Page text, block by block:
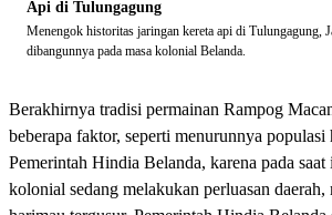
Api di Tulungagung
Menengok historitas jaringan kereta api di Tulungagung,
dibangunnya pada masa kolonial Belanda.
Berakhirnya tradisi permainan Rampog
beberapa faktor, seperti menurunnya populasi
Pemerintah Hindia Belanda, karena pada saat
kolonial sedang melakukan perluasan daerah,